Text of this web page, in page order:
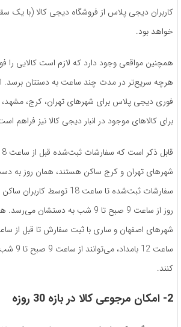
کاربران دیجی پلاس از فروشگاه دیجی کالا (با یک
خواهد بود.
همچنین مواقعی وجود دارد که لازم است کالایی را
هرچه سریع‌تر در مدت چند ساعت به دستتان برسد.
فوری دیجی پلاس برای شهرهای تهران، کرج،
برای کالاهای موجود در انبار دیجی کالا نیز فراهم
شهرهای تهران و کرج ساکن هستند، همان روز به
سفارشات ثبت‌شده تا ساعت 18
روز از ساعت 9 صبح تا 9 شب به
ساعت 12
کنند.
2- امکان مرجوعی کالا در بازه 30 روزه